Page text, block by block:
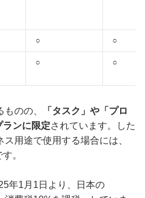
○ ○
○ ○
のの、
「タスク」や「プロ
ランに限定されています。した
用途で使用する場合には、
。
年1月1日より、日本の